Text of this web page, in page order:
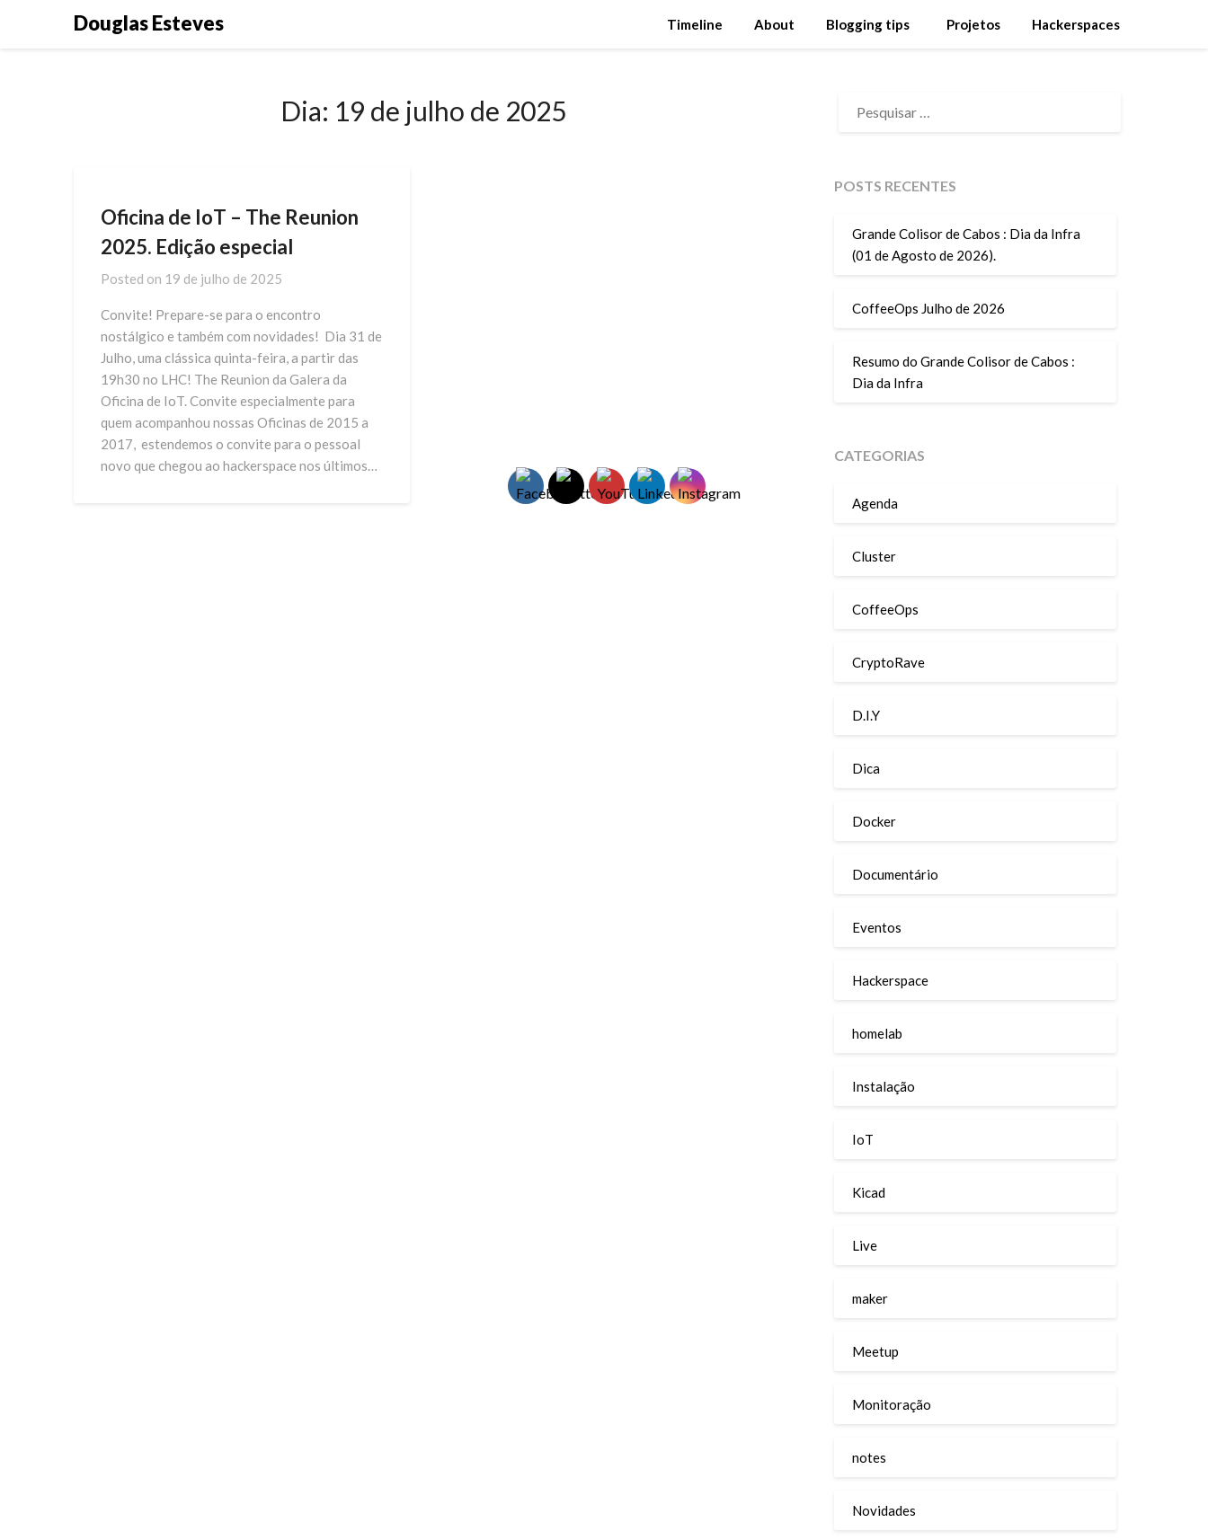
Douglas Esteves Timeline About Blogging tips Projetos Hackerspaces
Dia: 19 de julho de 2025
Oficina de IoT – The Reunion
2025. Edição especial
Posted on 19 de julho de 2025
Convite! Prepare-se para o encontro
nostálgico e também com novidades! Dia 31 de
Julho, uma clássica quinta-feira, a partir das
19h30 no LHC! The Reunion da Galera da
Oficina de IoT. Convite especialmente para
quem acompanhou nossas Oficinas de 2015 a
2017, estendemos o convite para o pessoal
novo que chegou ao hackerspace nos últimos…
POR:
POSTS RECENTES
Grande Colisor de Cabos : Dia da Infra
(01 de Agosto de 2026).
CoffeeOps Julho de 2026
Resumo do Grande Colisor de Cabos :
Dia da Infra
CATEGORIAS
Agenda
Cluster
CoffeeOps
CryptoRave
D.I.Y
Dica
Docker
Documentário
Eventos
Hackerspace
homelab
Instalação
IoT
Kicad
Live
maker
Meetup
Monitoração
notes
Novidades